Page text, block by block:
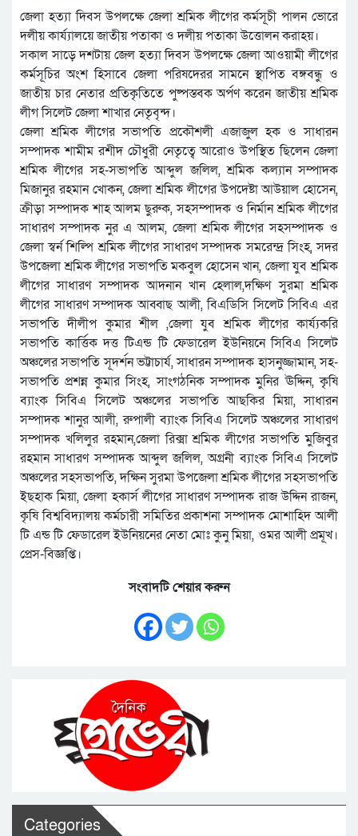
জেলা হত্যা দিবস উপলক্ষে জেলা শ্রমিক লীগের কর্মসূচী পালন ভোরে
দলীয় কার্য্যালয়ে জাতীয় পতাকা ও দলীয় পতাকা উত্তোলন করাহয়।
সকাল সাড়ে দশটায় জেল হত্যা দিবস উপলক্ষে জেলা আওয়ামী লীগের
কর্মসূচির অংশ হিসাবে জেলা পরিষদেরর সামনে স্থাপিত বঙ্গবন্ধু ও
জাতীয় চার নেতার প্রতিকৃতিতে পুষ্পস্তবক অর্পণ করেন জাতীয় শ্রমিক
লীগ সিলেট জেলা শাখার নেতৃবৃন্দ।
জেলা শ্রমিক লীগের সভাপতি প্রকৌশলী এজাজুল হক ও সাধারন
সম্পাদক শামীম রশীদ চৌধুরী নেতৃত্বে আরোও উপস্থিত ছিলেন জেলা
শ্রমিক লীগের সহ-সভাপতি আব্দুল জলিল, শ্রমিক কল্যান সম্পাদক
মিজানুর রহমান খোকন, জেলা শ্রমিক লীগের উপদেষ্টা আউয়াল হোসেন,
ক্রীড়া সম্পাদক শাহ আলম ছুরুক, সহসম্পাদক ও নির্মান শ্রমিক লীগের
সাধারণ সম্পাদক নুর এ আলম, জেলা শ্রমিক লীগের সহসম্পাদক ও
জেলা স্বর্ন শিল্পি শ্রমিক লীগের সাধারণ সম্পাদক সমরেন্দ্র সিংহ, সদর
উপজেলা শ্রমিক লীগের সভাপতি মকবুল হোসেন খান, জেলা যুব শ্রমিক
লীগের সাধারণ সম্পাদক আদনান খান হেলাল,দক্ষিণ সুরমা শ্রমিক
লীগের সাধারণ সম্পাদক আব্বাছ আলী, বিএডিসি সিলেট সিবিএ এর
সভাপতি দীলীপ কুমার শীল ,জেলা যুব শ্রমিক লীগের কার্য্যকরি
সভাপতি কার্ত্তিক দত্ত টিএন্ড টি ফেডারেল ইউনিয়নে সিবিএ সিলেট
অঞ্চলের সভাপতি সূদর্শন ভট্টাচার্য, সাধারন সম্পাদক হাসনুজ্জামান, সহ-
সভাপতি প্রশন্ন কুমার সিংহ, সাংগঠনিক সম্পাদক মুনির ঊদ্দিন, কৃষি
ব্যাংক সিবিএ সিলেট অঞ্চলের সভাপতি আছকির মিয়া, সাধারন
সম্পাদক শানুর আলী, রুপালী ব্যাংক সিবিএ সিলেট অঞ্চলের সাধারণ
সম্পাদক খলিলুর রহমান,জেলা রিক্সা শ্রমিক লীগের সভাপতি মুজিবুর
রহমান সাধারণ সম্পাদক আব্দুল জলিল, অগ্রনী ব্যাংক সিবিএ সিলেট
অঞ্চলের সহসভাপতি, দক্ষিন সুরমা উপজেলা শ্রমিক লীগের সহসভাপতি
ইছহাক মিয়া, জেলা হকার্স লীগের সাধারণ সম্পাদক রাজ উদ্দিন রাজন,
কৃষি বিশ্ববিদ্যালয় কর্মচারী সমিতির প্রকাশনা সম্পাদক মোশাহিদ আলী
টি এন্ড টি ফেডারেল ইউনিয়নের নেতা মোঃ কুনু মিয়া, ওমর আলী প্রমূখ।
প্রেস-বিজ্ঞপ্তি।
সংবাদটি শেয়ার করুন
Categories